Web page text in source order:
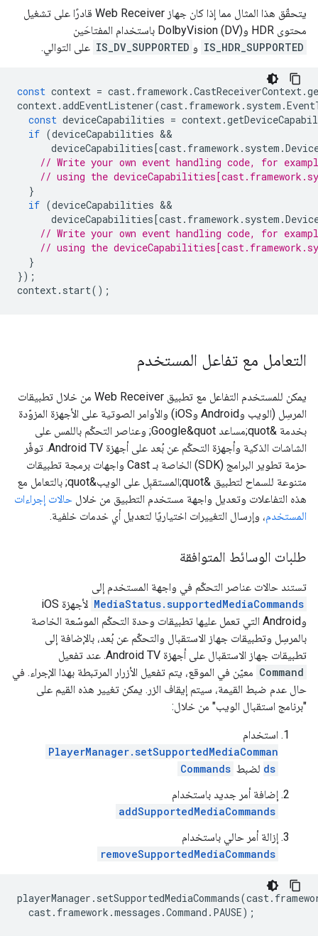
يتحقّق هذا المثال مما إذا كان جهاز Web Receiver قادرًا على تشغيل
محتوى HDR وDolbyVision (DV) باستخدام المفتاحَين
IS_HDR_SUPPORTED و IS_DV_SUPPORTED على التوالي.
const context = cast. framework .CastReceiverContext.
context.addEventListener(cast. framework . system .
const deviceCapabilities = context.
if (deviceCapabilities
deviceCapabilities[cast. framework . system .
// Write your own event handling code, for
// using the
}
if (deviceCapabilities
deviceCapabilities[cast. framework . system .
// Write your own event handling code, for
// using the
}
});
context. start();
التعامل مع تفاعل المستخدم
يمكن للمستخدم التفاعل مع تطبيق Web Receiver من خلال تطبيقات
المرسِل (الويب وAndroid وiOS) والأوامر الصوتية على الأجهزة المزوّدة
بخدمة &quot;مساعد Google&quot; وعناصر التحكّم باللمس على
الشاشات الذكية وأجهزة التحكّم عن بُعد على أجهزة Android TV. توفّر
حزمة تطوير البرامج (SDK) الخاصة بـ Cast واجهات برمجة تطبيقات
متنوعة للسماح لتطبيق &quot;المستقبِل على الويب&quot; بالتعامل مع
هذه التفاعلات وتعديل واجهة مستخدم التطبيق من خلال حالات إجراءات
المستخدم، وإرسال التغييرات اختياريًا لتعديل أي خدمات خلفية.
طلبات الوسائط المتوافقة
تستند حالات عناصر التحكّم في واجهة المستخدم إلى
MediaStatus.supportedMediaCommands
لأجهزة iOS
وAndroid التي تعمل عليها تطبيقات وحدة التحكّم الموسّعة الخاصة
بالمرسِل وتطبيقات جهاز الاستقبال والتحكّم عن بُعد، بالإضافة إلى
تطبيقات جهاز الاستقبال على أجهزة Android TV. عند تفعيل
Command معيّن في الموقع، يتم تفعيل الأزرار المرتبطة بهذا الإجراء. في
حال عدم ضبط القيمة، سيتم إيقاف الزر. يمكن تغيير هذه القيم على
"برنامج استقبال الويب" من خلال:
استخدام
PlayerManager.setSupportedMediaComman
ds لضبط Commands
إضافة أمر جديد باستخدام
addSupportedMediaCommands
إزالة أمر حالي باستخدام
removeSupportedMediaCommands
playerManager . setSupportedMediaCommands(cast.
cast. framework .messages .Command . PAUSE);